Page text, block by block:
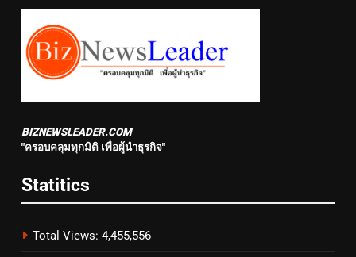
BIZNEWSLEADER.COM
"ครอบคลุมทุกมิติ เพื่อผู้นำธุรกิจ"
Statitics
Total Views: 4,455,556